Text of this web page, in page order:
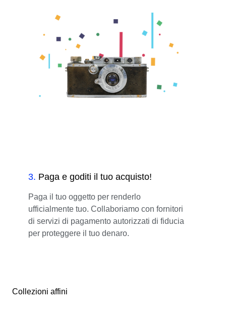
3. Paga e goditi il tuo acquisto!
Paga il tuo oggetto per renderlo
ufficialmente tuo. Collaboriamo con fornitori
di servizi di pagamento autorizzati di fiducia
per proteggere il tuo denaro.
Collezioni affini